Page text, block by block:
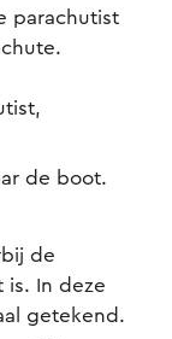
parachutist
de boot.
de
is. In deze
getekend.